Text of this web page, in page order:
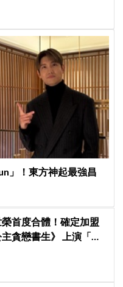
」！東方神起最強昌
首度合體！確定加盟
貪戀書生》 上演「朝